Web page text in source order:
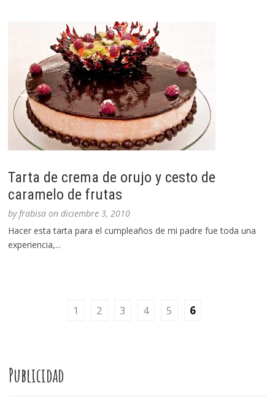
Tarta de crema de orujo y cesto de
caramelo de frutas
byfrabisa ondiciembre 3, 2010
Hacer esta tarta para el cumpleaños de mi padre fue toda una
experiencia,...
1 2 3 4 5 6
Publicidad